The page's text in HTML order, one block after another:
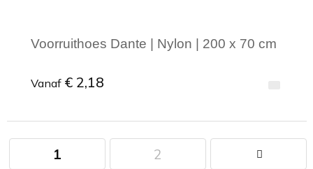
Voorruithoes Dante | Nylon | 200 x 70 cm
Vanaf € 2,18
Minimale afname: 1
1 2